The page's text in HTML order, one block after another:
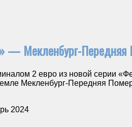
— Мекленбург-Передняя
2 евро из новой серии
Мекленбург-Передняя
2024